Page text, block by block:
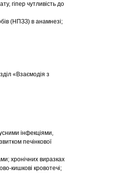
гіпер чутливість до
(НПЗЗ) в анамнезі;
«Взаємодія з
інфекціями,
печінкової
хронічних виразках
кишкові кровотечі;